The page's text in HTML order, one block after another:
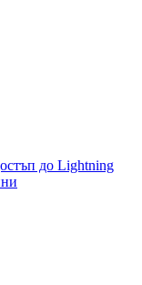
до Lightning